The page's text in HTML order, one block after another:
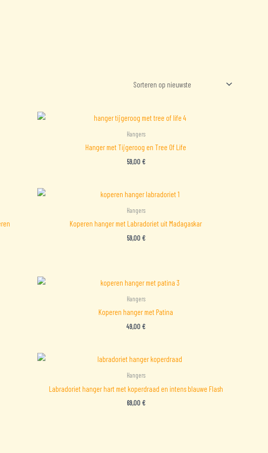
Hangers
Hanger met Tijgeroog en Tree Of Life
59,00 €
Hangers
Koperen hanger met Labradoriet uit Madagaskar
59,00 €
Hangers
Koperen hanger met Patina
49,00 €
Hangers
Labradoriet hanger hart met koperdraad en intens blauwe Flash
69,00 €